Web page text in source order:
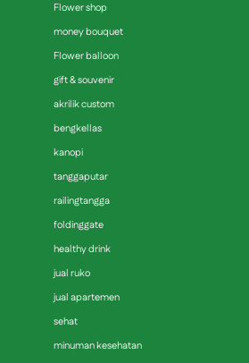
Flower shop
money bouquet
Flower balloon
gift & souvenir
akrilik custom
bengkellas
kanopi
tanggaputar
railingtangga
foldinggate
healthy drink
jual ruko
jual apartemen
sehat
minuman kesehatan